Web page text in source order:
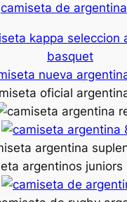
camiseta de argentina